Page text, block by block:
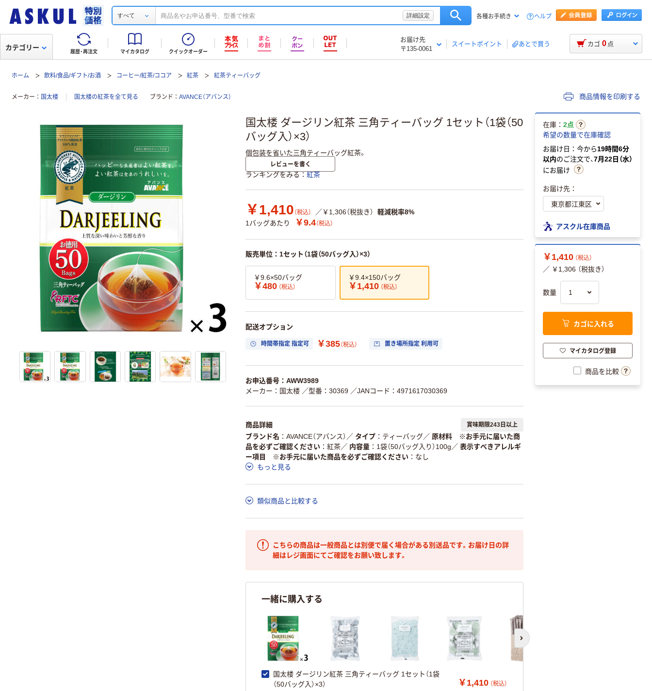
すべて 詳細設定 各種お手続き ヘルプ
履歴・再注文 マイカタログ クイックオーダー
お届け先
〒135-0061
スイートポイント あとで買う
カテゴリー カゴ 0 点
ホーム 飲料/食品/ギフト/お酒 コーヒー/紅茶/ココア 紅茶 紅茶ティーバッグ
メーカー 国太楼 国太楼の紅茶を全て見る ブランド AVANCE（アバンス） 商品情報を印刷する
国太楼 ダージリン紅茶 三角ティーバッグ 1セット（1袋（50
バッグ入）×3）
個包装を省いた三角ティーバッグ紅茶。
レビューを書く
ランキングをみる 紅茶
￥1,410 （税込） ／￥1,306（税抜き）
軽減税率8%
1バッグあたり
￥9.4（税込）
販売単位：1セット（1袋（50バッグ入）×3）
￥9.6×50バッグ
￥480 （税込）
￥9.4×150バッグ
￥1,410 （税込）
配送オプション
時間帯指定 指定可 ￥385（税込） 置き場所指定 利用可
お申込番号：AWW3989
メーカー：国太楼 ／型番：30369 ／JANコード：4971617030369
商品詳細 賞味期限243日以上
ブランド名 AVANCE（アバンス） ／ タイプ ティーバッグ ／ 原材料 ※お手元に届いた商
品を必ずご確認ください
紅茶／ 内容量 1袋（50バッグ入り）100g ／ 表示すべきアレルギ
ー項目 ※お手元に届いた商品を必ずご確認ください
なし
もっと見る
類似商品と比較する
こちらの商品は一般商品とは別便で届く場合がある別送品です。お届け日の詳
細はレジ画面にてご確認をお願い致します。
一緒に購入する
次のスライドへ
国太楼 ダージリン紅茶 三角ティーバッグ 1セット（1袋
（50バッグ入）×3）
￥1,410 （税込）
在庫： 2点
希望の数量で在庫確認
お届け日：今から19時間6分
以内のご注文で、7月22日（水）
にお届け
お届け先：
アスクル在庫商品
￥1,410 （税込）
／ ￥1,306 （税抜き）
数量
カゴに入れる
マイカタログ登録
商品を比較